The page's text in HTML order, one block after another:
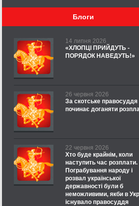
Блоги
14 липня 2026
«ХЛОПЦІ ПРИЙДУТЬ -
ПОРЯДОК НАВЕДУТЬ!»
26 червня 2026
За скотське правосуддя
починає доганяти
22 червня 2026
Хто буде крайнім, коли
наступить час розплати.
Пограбування народу і
розвал української
державності були б
неможливими, якби в
існувало правосуддя